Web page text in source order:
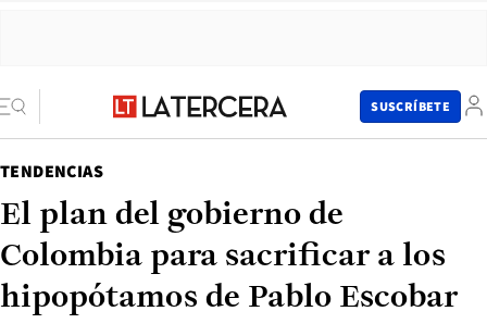
SUSCRÍBETE
TENDENCIAS
El plan del gobierno de
Colombia para sacrificar a los
hipopótamos de Pablo Escobar